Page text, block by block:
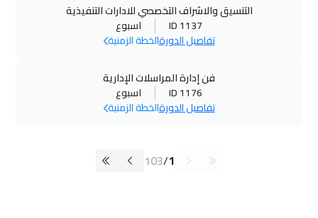
التنسيق والاشراف التخصصي للادارات التنفيذية
ID 1137
اسبوع
تفاصيل الدورةالخطة الزمنية
فن إدارة المراسلات الإدارية
ID 1176
اسبوع
تفاصيل الدورةالخطة الزمنية
1
/
103